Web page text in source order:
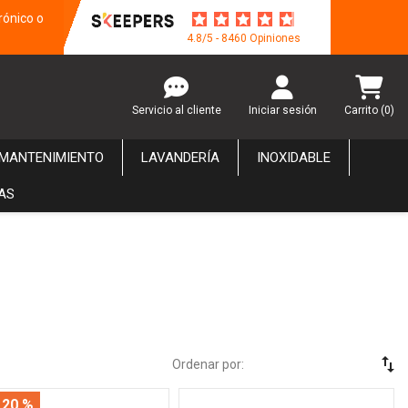
o
4.8/5 - 8460 Opiniones
Servicio al cliente Iniciar sesión Carrito (0)
LAVANDERÍA INOXIDABLE
Ordenar por: swap_vert